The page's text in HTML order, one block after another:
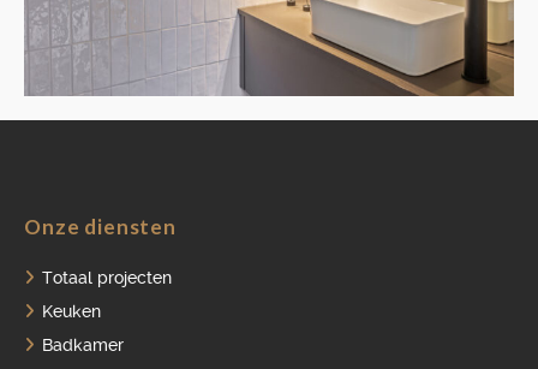
Onze diensten
Totaal projecten
Keuken
Badkamer